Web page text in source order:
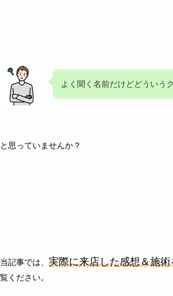
よく聞く名前だけどどういう
と思っていませんか？
当記事では、 実際に来店した感想＆施
覧ください。